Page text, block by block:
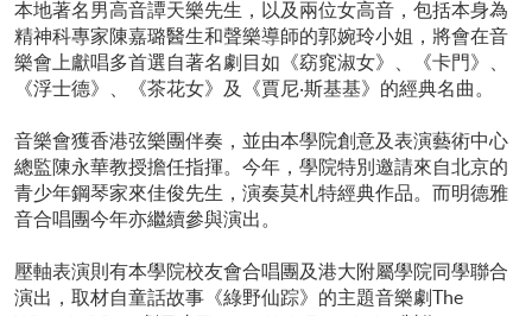
本地著名男高音譚天樂先生，以及兩位女高音，包括本身為
精神科專家陳嘉璐醫生和聲樂導師的郭婉玲小姐，將會在音
樂會上獻唱多首選自著名劇目如《窈窕淑女》、《卡門》、
《浮士德》、《茶花女》及《賈尼‧斯基基》的經典名曲。
音樂會獲香港弦樂團伴奏，並由本學院創意及表演藝術中心
總監陳永華教授擔任指揮。今年，學院特別邀請來自北京的
青少年鋼琴家來佳俊先生，演奏莫札特經典作品。而明德雅
音合唱團今年亦繼續參與演出。
壓軸表演則有本學院校友會合唱團及港大附屬學院同學聯合
演出，取材自童話故事《綠野仙踪》的主題音樂劇The